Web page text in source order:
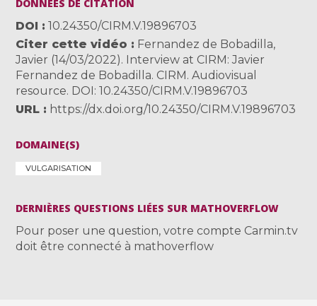
DONNÉES DE CITATION
DOI
10.24350/CIRM.V.19896703
Citer cette vidéo
Fernandez de Bobadilla,
Javier (14/03/2022). Interview at CIRM: Javier
Fernandez de Bobadilla. CIRM. Audiovisual
resource. DOI: 10.24350/CIRM.V.19896703
URL
https://dx.doi.org/10.24350/CIRM.V.19896703
DOMAINE(S)
VULGARISATION
DERNIÈRES QUESTIONS LIÉES SUR MATHOVERFLOW
Pour poser une question, votre compte Carmin.tv
doit être connecté à mathoverflow